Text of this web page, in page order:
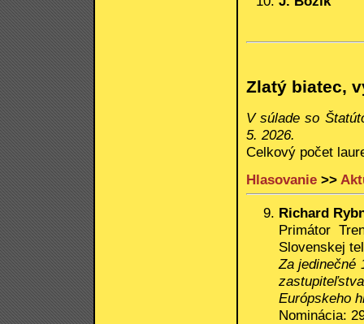
Zlatý biatec,
V súlade so
5. 2026.
Celkový počet
Hlasovanie >>
Richard
Primátor
Slovenskej
Za jedinečné
Európskeho
Nominácia: